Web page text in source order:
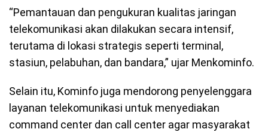
“Pemantauan dan pengukuran kualitas jaringan
telekomunikasi akan dilakukan secara intensif,
terutama di lokasi strategis seperti terminal,
stasiun, pelabuhan, dan bandara,” ujar Menkominfo.
Selain itu, Kominfo juga mendorong penyelenggara
layanan telekomunikasi untuk menyediakan
command center dan call center agar masyarakat